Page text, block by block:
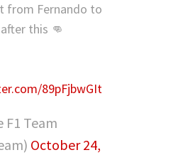
from Fernando to
this 👊
89pFjbwGIt
F1 Team
October 24,